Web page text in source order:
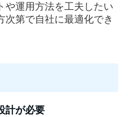
や運用方法を工夫したい
次第で自社に最適化でき
計が必要